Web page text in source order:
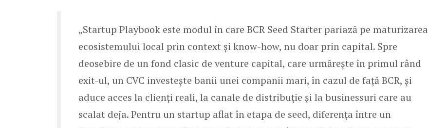
„Startup Playbook este modul în care BCR Seed Starter pariază pe maturizarea
ecosistemului local prin context și know-how, nu doar prin capital. Spre
deosebire de un fond clasic de venture capital, care urmărește în primul rând
exit-ul, un CVC investește banii unei companii mari, în cazul de față BCR, și
aduce acces la clienți reali, la canale de distribuție și la businessuri care au
scalat deja. Pentru un startup aflat în etapa de seed, diferența între un